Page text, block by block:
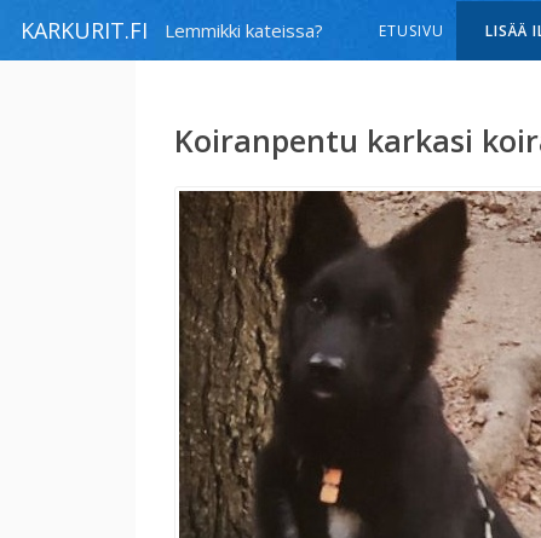
KARKURIT.FI Lemmikki kateissa? ETUSIVU LISÄÄ
Koiranpentu karkasi